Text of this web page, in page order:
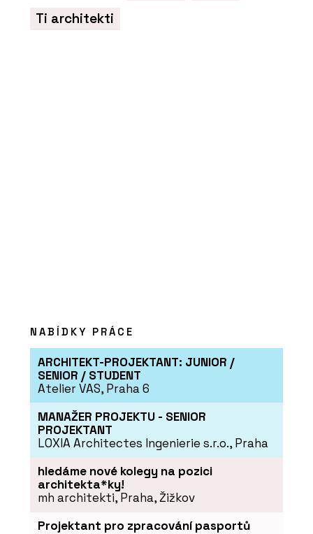
Ti architekti
NABÍDKY PRÁCE
ARCHITEKT-PROJEKTANT: JUNIOR /
SENIOR / STUDENT
Atelier VAS, Praha 6
MANAŽER PROJEKTU - SENIOR
PROJEKTANT
LOXIA Architectes Ingenierie s.r.o., Praha
hledáme nové kolegy na pozici
architekta*ky!
mh architekti, Praha, Žižkov
Projektant pro zpracování pasportů